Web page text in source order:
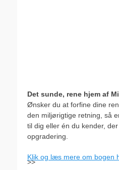
Det sunde, rene hjem af
Ønsker du at forfine dine
den miljørigtige retning, så
til dig eller én du kender,
opgradering.
Klik og læs mere om bogen
>>